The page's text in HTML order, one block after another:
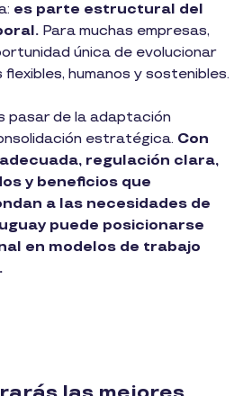
es parte estructural del
Para muchas empresas,
única de evolucionar
humanos y sostenibles.
pasar de la adaptación
estratégica. Con
regulación clara,
y beneficios que
a las necesidades de
puede posicionarse
en modelos de trabajo